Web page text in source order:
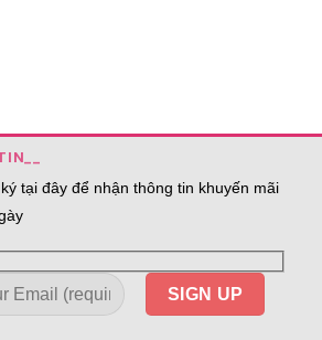
tại đây để nhận thông tin khuyến mãi